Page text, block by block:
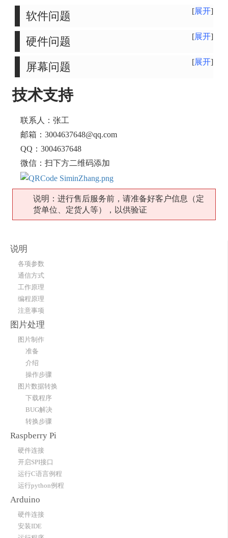
展开
软件问题
展开
硬件问题
展开
屏幕问题
技术支持
联系人：张工
邮箱：3004637648@qq.com
QQ：3004637648
微信：扫下方二维码添加
说明：进行售后服务前，请准备好客户信息（定
货单位、定货人等），以供验证
说明
各项参数
通信方式
工作原理
编程原理
注意事项
图片处理
图片制作
准备
介绍
操作步骤
图片数据转换
下载程序
BUG解决
转换步骤
Raspberry Pi
硬件连接
开启SPI接口
运行C语言例程
运行python例程
Arduino
硬件连接
安装IDE